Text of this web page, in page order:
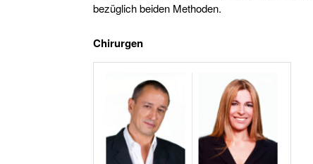
bezüglich beiden Methoden.
Chirurgen